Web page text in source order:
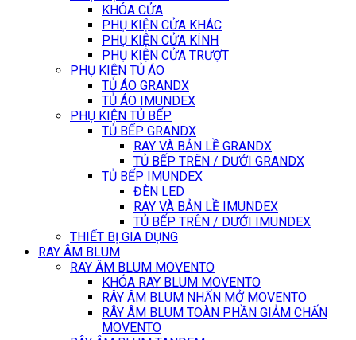
KHÓA CỬA
PHỤ KIỆN CỬA KHÁC
PHỤ KIỆN CỬA KÍNH
PHỤ KIỆN CỬA TRƯỢT
PHỤ KIỆN TỦ ÁO
TỦ ÁO GRANDX
TỦ ÁO IMUNDEX
PHỤ KIỆN TỦ BẾP
TỦ BẾP GRANDX
RAY VÀ BẢN LỀ GRANDX
TỦ BẾP TRÊN / DƯỚI GRANDX
TỦ BẾP IMUNDEX
ĐÈN LED
RAY VÀ BẢN LỀ IMUNDEX
TỦ BẾP TRÊN / DƯỚI IMUNDEX
THIẾT BỊ GIA DỤNG
RAY ÂM BLUM
RAY ÂM BLUM MOVENTO
KHÓA RAY BLUM MOVENTO
RÂY ÂM BLUM NHẤN MỞ MOVENTO
RÂY ÂM BLUM TOÀN PHẦN GIẢM CHẤN
MOVENTO